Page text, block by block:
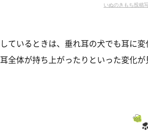
いぬのきもち投稿
ているときは、垂れ耳の犬でも耳に
全体が持ち上がったりといった変化が